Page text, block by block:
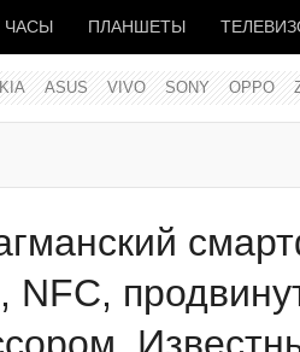
ЧАСЫ ПЛАНШЕТЫ
ASUS VIVO SONY OPPO
NFC,